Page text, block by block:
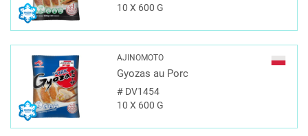
10 X 600 G
AJINOMOTO
Gyozas au Porc
#DV1454
10 X 600 G